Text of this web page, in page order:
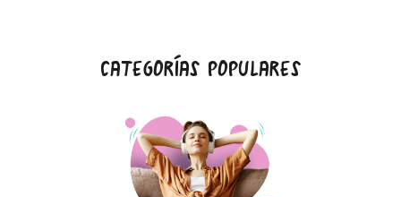
CATEGORÍAS POPULARES